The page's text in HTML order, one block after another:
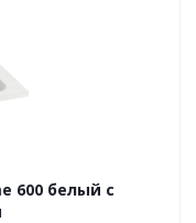
600 белый с